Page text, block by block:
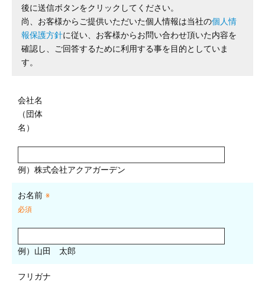
後に送信ボタンをクリックしてください。
尚、お客様からご提供いただいた個人情報は当社の個人情
報保護方針に従い、お客様からお問い合わせ頂いた内容を
確認し、ご回答するために利用する事を目的としていま
す。
会社名
（団体
名）
例）株式会社アクアガーデン
お名前 ※
必須
例）山田 太郎
フリガナ